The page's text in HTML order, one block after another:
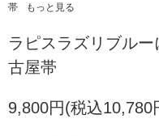
帯 もっと見る
ラピスラズリブル
古屋帯
9,800円(税込10,780